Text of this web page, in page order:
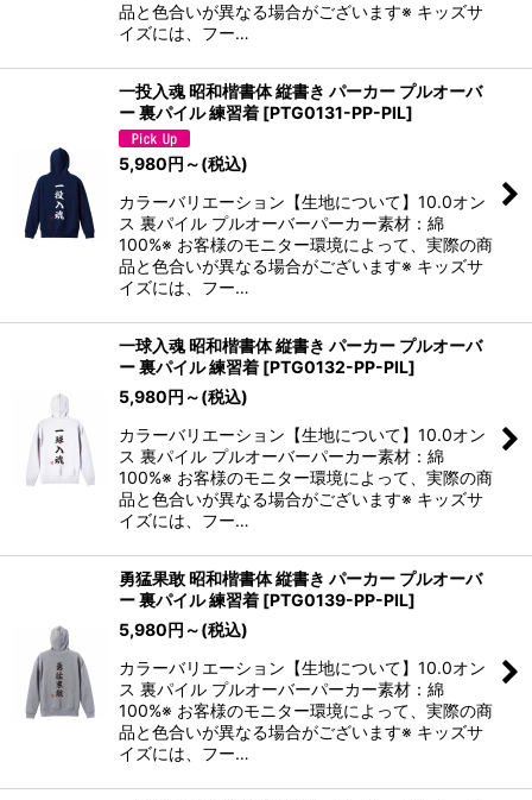
品と色合いが異なる場合がございます※ キッズサ
イズには、フー…
一投入魂 昭和楷書体 縦書き パーカー プルオーバ
ー 裏パイル 練習着 [PTG0131-PP-PIL]
5,980円 ～(税込)
カラーバリエーション【生地について】10.0オン
ス 裏パイル プルオーバーパーカー素材：綿
100%※ お客様のモニター環境によって、実際の商
品と色合いが異なる場合がございます※ キッズサ
イズには、フー…
一球入魂 昭和楷書体 縦書き パーカー プルオーバ
ー 裏パイル 練習着 [PTG0132-PP-PIL]
5,980円 ～(税込)
カラーバリエーション【生地について】10.0オン
ス 裏パイル プルオーバーパーカー素材：綿
100%※ お客様のモニター環境によって、実際の商
品と色合いが異なる場合がございます※ キッズサ
イズには、フー…
勇猛果敢 昭和楷書体 縦書き パーカー プルオーバ
ー 裏パイル 練習着 [PTG0139-PP-PIL]
5,980円 ～(税込)
カラーバリエーション【生地について】10.0オン
ス 裏パイル プルオーバーパーカー素材：綿
100%※ お客様のモニター環境によって、実際の商
品と色合いが異なる場合がございます※ キッズサ
イズには、フー…